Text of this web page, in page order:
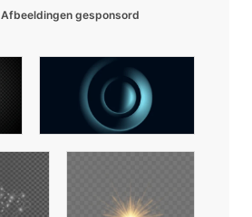
Afbeeldingen gesponsord